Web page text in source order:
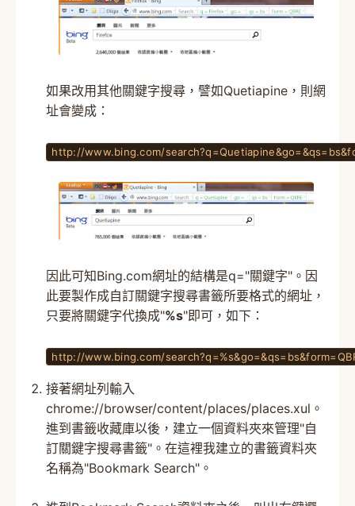
如果改用其他關鍵字搜尋，譬如Quetiapine，則網
址會變成：
http://www.bing.com/
因此可知Bing.com網址的結構是q="關鍵字"。因
此要製作成自訂關鍵字搜尋書籤所要格式的網址，
只要將關鍵字代換成"%s"即可，如下：
http://www.bing.com/
接著網址列輸入
chrome://browser/content/places/places.xul。
進到書籤收藏庫以後，建立一個資料夾來管理"自
訂關鍵字搜尋書籤"。在這裡我建立的書籤資料夾
名稱為"Bookmark Search"。